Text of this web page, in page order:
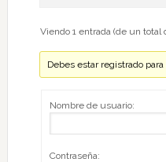
Viendo 1 entrada (de un total
Debes estar registrado
Nombre de usuario:
Contraseña: